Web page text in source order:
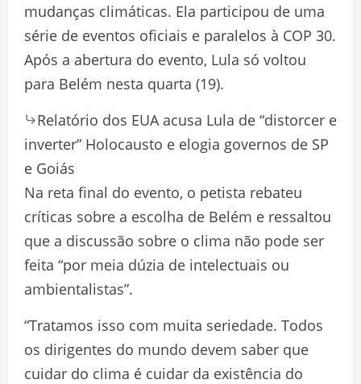
mudanças climáticas. Ela participou de uma
série de eventos oficiais e paralelos à COP 30.
Após a abertura do evento, Lula só voltou
para Belém nesta quarta (19).
Relatório dos EUA acusa Lula de “distorcer e
inverter” Holocausto e elogia governos de SP
e Goiás
Na reta final do evento, o petista rebateu
críticas sobre a escolha de Belém e ressaltou
que a discussão sobre o clima não pode ser
feita “por meia dúzia de intelectuais ou
ambientalistas”.
“Tratamos isso com muita seriedade. Todos
os dirigentes do mundo devem saber que
cuidar do clima é cuidar da existência do